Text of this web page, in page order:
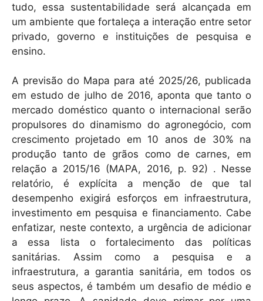
tudo, essa sustentabilidade será alcançada em
um ambiente que fortaleça a interação entre setor
privado, governo e instituições de pesquisa e
ensino.
A previsão do Mapa para até 2025/26, publicada
em estudo de julho de 2016, aponta que tanto o
mercado doméstico quanto o internacional serão
propulsores do dinamismo do agronegócio, com
crescimento projetado em 10 anos de 30% na
produção tanto de grãos como de carnes, em
relação a 2015/16 (MAPA, 2016, p. 92) . Nesse
relatório, é explícita a menção de que tal
desempenho exigirá esforços em infraestrutura,
investimento em pesquisa e financiamento. Cabe
enfatizar, neste contexto, a urgência de adicionar
a essa lista o fortalecimento das políticas
sanitárias. Assim como a pesquisa e a
infraestrutura, a garantia sanitária, em todos os
seus aspectos, é também um desafio de médio e